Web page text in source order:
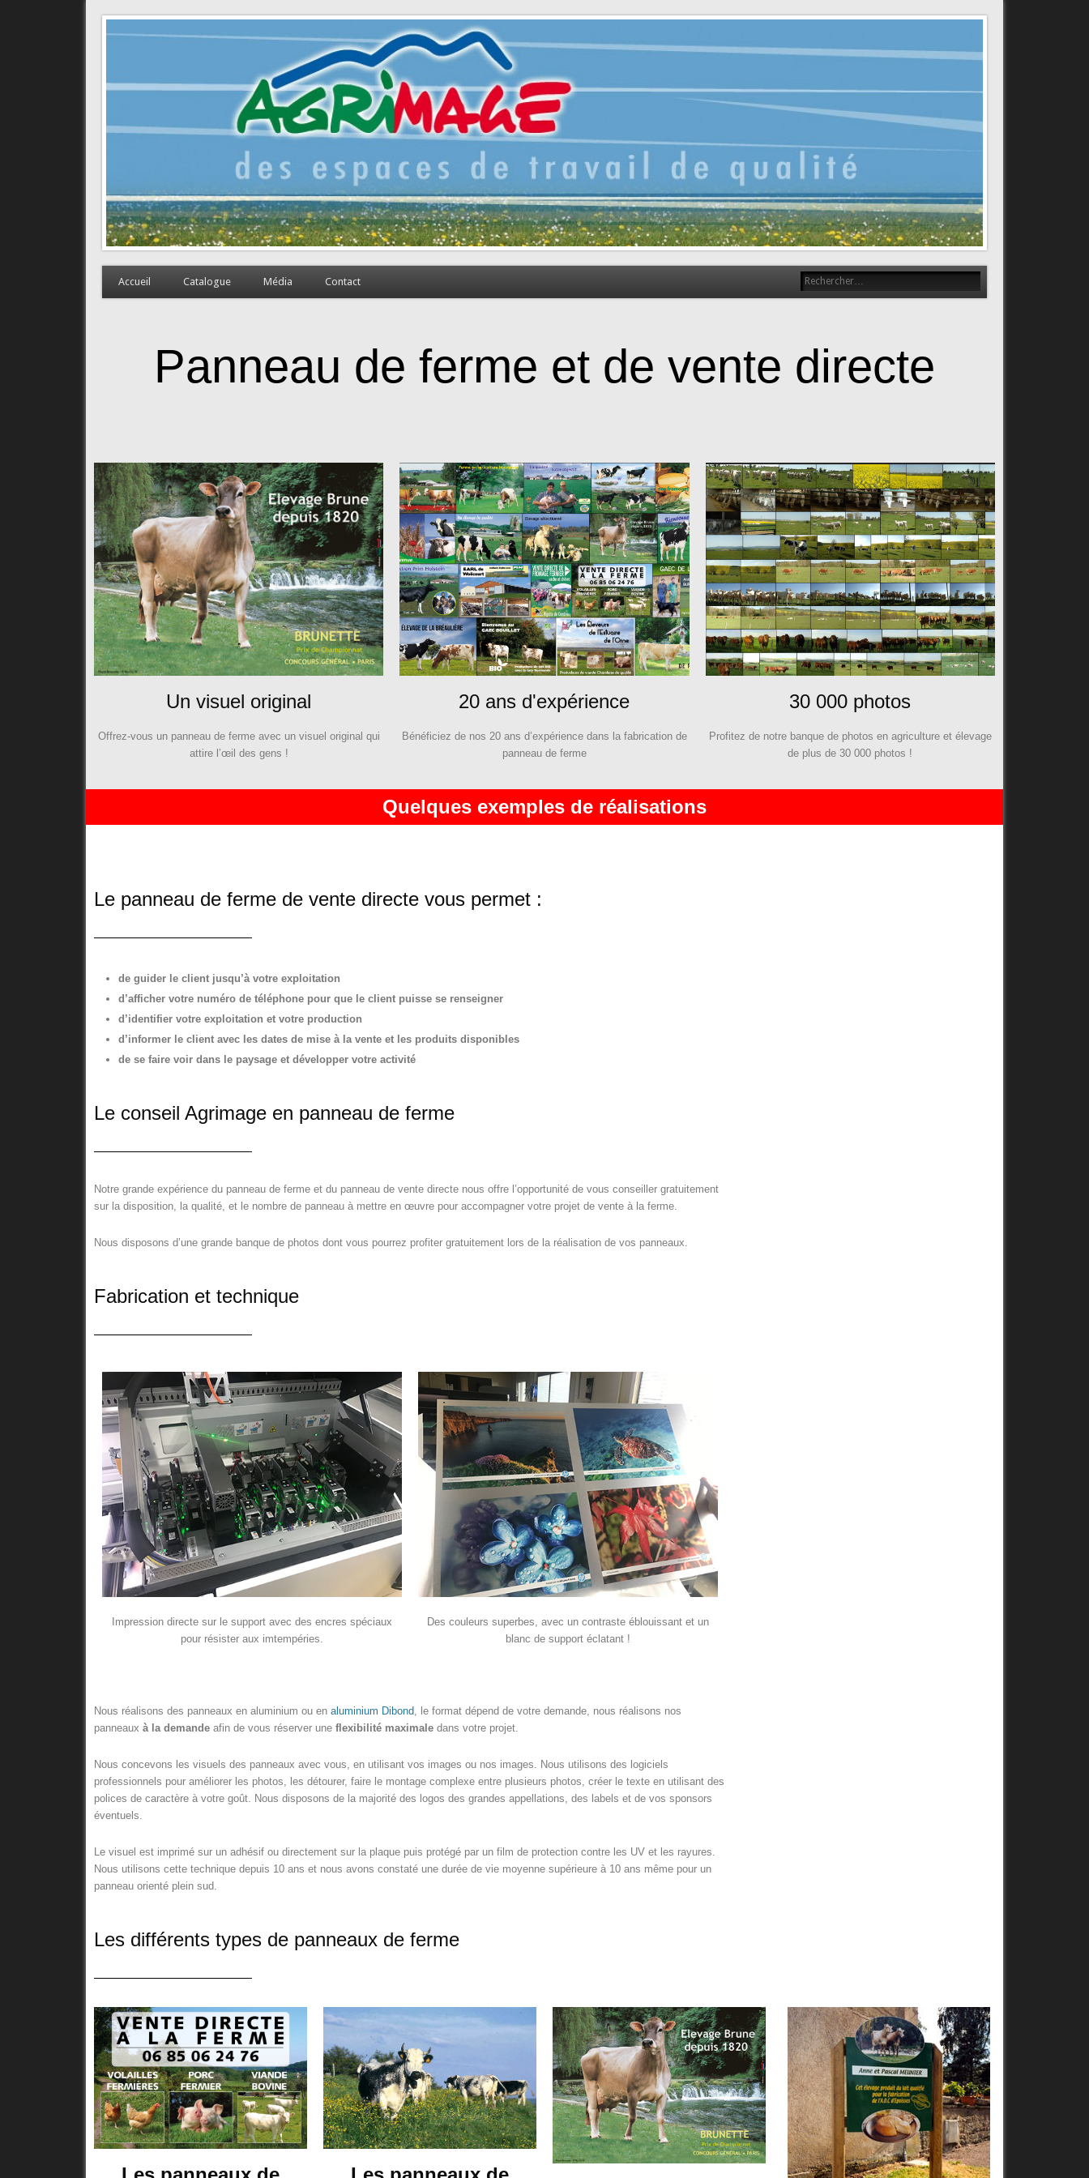
Agrimage
Des espaces de travail de qualité
Accueil Catalogue Média Contact
Panneau de ferme et de vente directe
Un visuel original
Offrez-vous un panneau de ferme avec un visuel original qui
attire l’œil des gens !
20 ans d'expérience
Bénéficiez de nos 20 ans d’expérience dans la fabrication de
panneau de ferme
30 000 photos
Profitez de notre banque de photos en agriculture et élevage
de plus de 30 000 photos !
Quelques exemples de réalisations
Le panneau de ferme de vente directe vous permet :
de guider le client jusqu’à votre exploitation
d’afficher votre numéro de téléphone pour que le client puisse se renseigner
d’identifier votre exploitation et votre production
d’informer le client avec les dates de mise à la vente et les produits disponibles
de se faire voir dans le paysage et développer votre activité
Le conseil Agrimage en panneau de ferme
Notre grande expérience du panneau de ferme et du panneau de vente directe nous offre l’opportunité de vous conseiller gratuitement
sur la disposition, la qualité, et le nombre de panneau à mettre en œuvre pour accompagner votre projet de vente à la ferme.
Nous disposons d’une grande banque de photos dont vous pourrez profiter gratuitement lors de la réalisation de vos panneaux.
Fabrication et technique
Impression directe sur le support avec des encres spéciaux
pour résister aux imtempéries.
Des couleurs superbes, avec un contraste éblouissant et un
blanc de support éclatant !
Nous réalisons des panneaux en aluminium ou en aluminium Dibond , le format dépend de votre demande, nous réalisons nos
panneaux à la demande afin de vous réserver une flexibilité maximale dans votre projet.
Nous concevons les visuels des panneaux avec vous, en utilisant vos images ou nos images. Nous utilisons des logiciels
professionnels pour améliorer les photos, les détourer, faire le montage complexe entre plusieurs photos, créer le texte en utilisant des
polices de caractère à votre goût. Nous disposons de la majorité des logos des grandes appellations, des labels et de vos sponsors
éventuels.
Le visuel est imprimé sur un adhésif ou directement sur la plaque puis protégé par un film de protection contre les UV et les rayures.
Nous utilisons cette technique depuis 10 ans et nous avons constaté une durée de vie moyenne supérieure à 10 ans même pour un
panneau orienté plein sud.
Les différents types de panneaux de ferme